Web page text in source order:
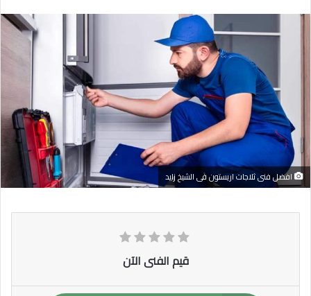
افضل فنى ثلاجات اريستون فى الشيخ زايد
قيم الفنى الآن